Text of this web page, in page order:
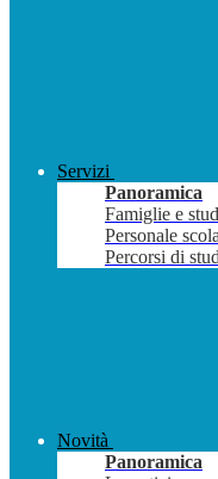
Servizi
Panoramica
Famiglie e
Personale
Percorsi di
Novità
Panoramica